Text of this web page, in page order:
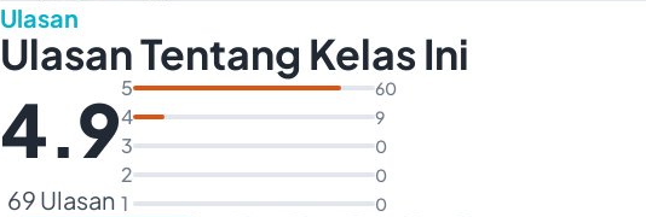
Ulasan
Ulasan Tentang Kelas Ini
4.9
69 Ulasan
5 60
4 9
3 0
2 0
1 0